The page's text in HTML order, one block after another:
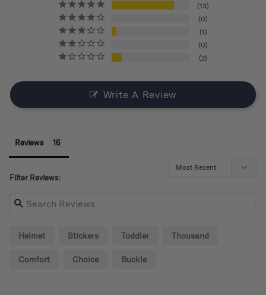
13
0
1
0
2
Write A Review
Reviews
Filter Reviews:
Helmet Stickers Toddler Thousand
Comfort Choice Buckle